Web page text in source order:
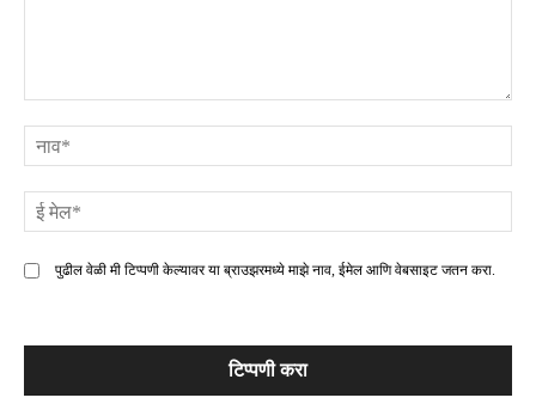
पुढील वेळी मी टिप्पणी केल्यावर या ब्राउझरमध्ये माझे नाव, ईमेल आणि वेबसाइट जतन करा.